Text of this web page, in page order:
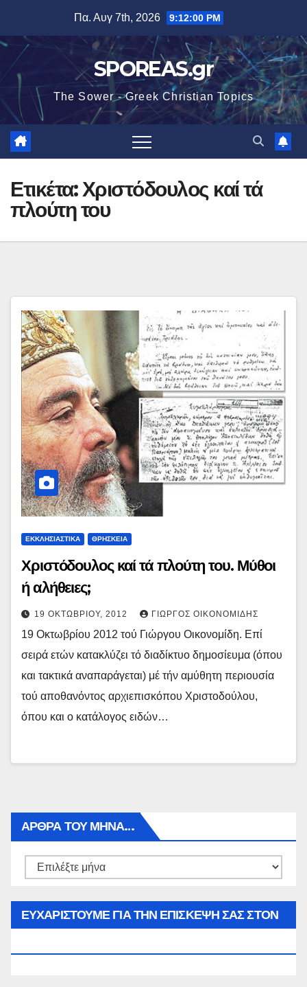
περιεχόμενο
Πα. Αυγ 7th, 2026 9:12:01 PM
SPOREAS.gr
The Sower - Greek Christian Topics
Ετικέτα:Χριστόδουλος καί τά
πλούτη του
ΕΚΚΛΗΣΙΑΣΤΙΚΑ ΘΡΗΣΚΕΙΑ
Χριστόδουλος καί τά πλούτη του. Μύθοι
ή αλήθειες;
19 ΟΚΤΩΒΡΊΟΥ, 2012 ΓΙΏΡΓΟΣ ΟΙΚΟΝΟΜΊΔΗΣ
19 Οκτωβρίου 2012 τού Γιώργου Οικονομίδη. Επί
σειρά ετών κατακλύζει τό διαδίκτυο δημοσίευμα (όπου
και τακτικά αναπαράγεται) μέ τήν αμύθητη περιουσία
τού αποθανόντος αρχιεπισκόπου Χριστοδούλου,
όπου και ο κατάλογος ειδών…
ΑΡΘΡΑ ΤΟΥ ΜΉΝΑ…
Αρθρα
ΕΥΧΑΡΙΣΤΟΥΜΕ ΓΙΑ ΤΗΝ ΕΠΙΣΚΕΨΗ ΣΑΣ ΣΤΟΝ